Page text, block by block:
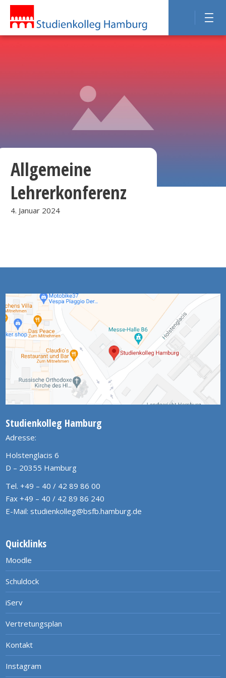
Allgemeine
Lehrerkonferenz
4. Januar 2024
Studienkolleg Hamburg
Adresse:
Holstenglacis 6
D – 20355 Hamburg
Tel. +49 – 40 / 42 89 86 00
Fax +49 – 40 / 42 89 86 240
E-Mail: studienkolleg@bsfb.hamburg.de
Quicklinks
Moodle
Schuldock
iServ
Vertretungsplan
Kontakt
Instagram